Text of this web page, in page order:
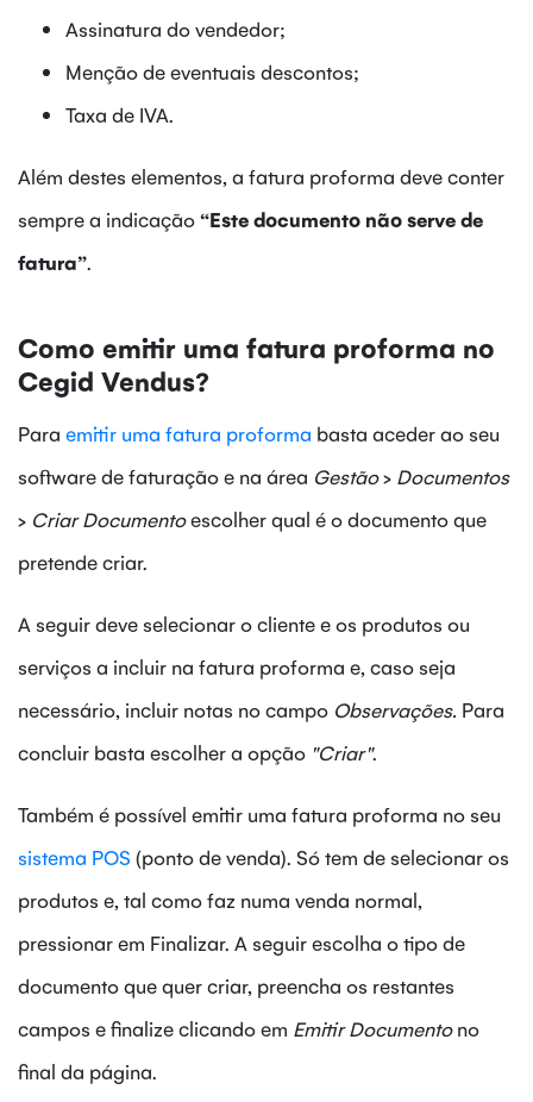
Assinatura do vendedor;
Menção de eventuais descontos;
Taxa de IVA.
Além destes elementos, a fatura proforma deve conter
sempre a indicação“Este documento não serve de
fatura”.
Como emitir uma fatura proforma no
Cegid Vendus?
Para emitir uma fatura proforma basta aceder ao seu
software de faturação e na área Gestão> Documentos
> Criar Documentoescolher qual é o documento que
pretende criar.
A seguir deve selecionar o cliente e os produtos ou
serviços a incluir na fatura proforma e, caso seja
necessário, incluir notas no campo Observações. Para
concluir basta escolher a opção "Criar".
Também é possível emitir uma fatura proforma no seu
sistema POS (ponto de venda). Só tem de selecionar os
produtos e, tal como faz numa venda normal,
pressionar em Finalizar. A seguir escolha o tipo de
documento que quer criar, preencha os restantes
campos e finalize clicando em Emitir Documentono
final da página.